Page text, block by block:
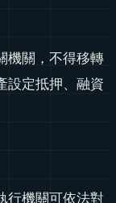
機關，不得移轉
設定抵押、融資
行機關可依法對